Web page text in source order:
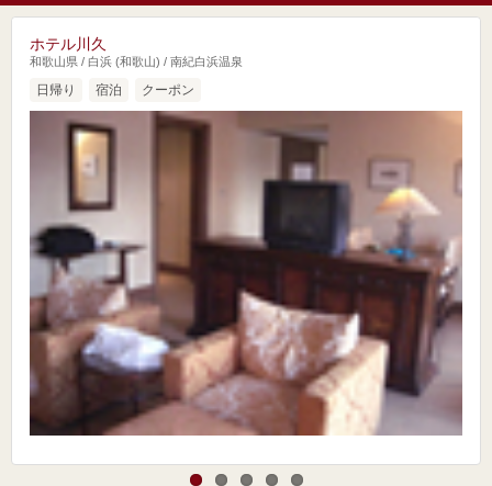
ホテル川久
和歌山県 / 白浜 (和歌山) / 南紀白浜温泉
日帰り 宿泊 クーポン